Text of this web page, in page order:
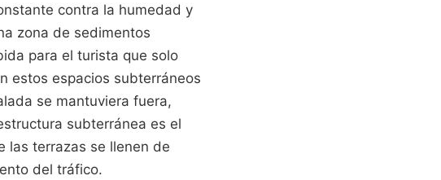
contra la humedad y
zona de sedimentos
para el turista que solo
estos espacios subterráneos
se mantuviera fuera,
subterránea es el
las terrazas se llenen de
del tráfico.